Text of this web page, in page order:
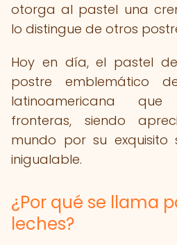
otorga al pastel una
lo distingue de otros
Hoy en día, el pastel
postre emblemático
latinoamericana
fronteras, siendo
mundo por su
inigualable.
¿Por qué se llama
leches?